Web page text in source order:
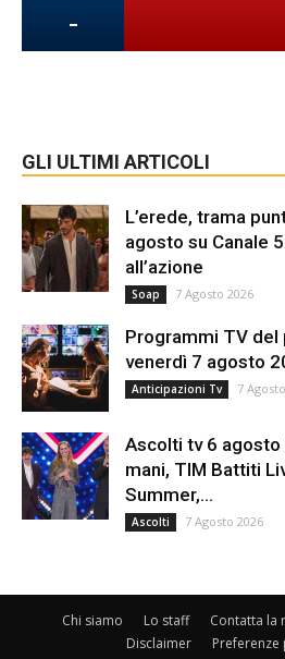
-
GLI ULTIMI ARTICOLI
L’erede, trama
agosto su Canale
all’azione
Soap 7 Agosto 2026
Programmi TV
venerdì 7 agosto
Anticipazioni Tv 7
Ascolti tv 6 agosto
mani, TIM Battiti
Summer,...
Ascolti 7 Agosto 2026
Chi siamo Lo staff Contatta la
Disclaimer